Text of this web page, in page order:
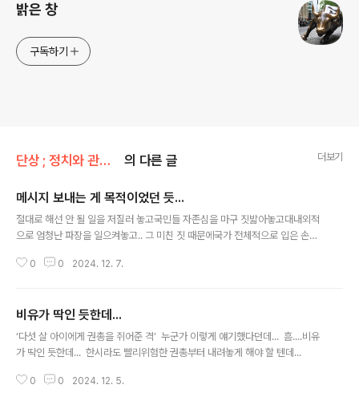
밝은 창
구독하기
단상 ; 정치와 관련된 것 의 다른 글 더보기
메시지 보내는 게 목적이었던 듯...
절대로 해선 안 될 일을 저질러 놓고국민들 자존심을 마구 짓밟아놓고대내외적
으로 엄청난 파장을 일으켜놓고.. 그 미친 짓 때문에국가 전체적으로 입은 손실
은 어림도 없고어떻게 하면 이 고비를 넘길까만 생각하며 머리 굴리는 듯... ㅉ
0 0 2024. 12. 7.
비유가 딱인 듯한데...
‘다섯 살 아이에게 권총을 쥐어준 격’ 누군가 이렇게 얘기했다던데... 흠....비유
가 딱인 듯한데... 한시라도 빨리위험한 권총부터 내려놓게 해야 할 텐데...
0 0 2024. 12. 5.